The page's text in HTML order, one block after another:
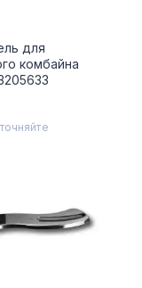
для
комбайна